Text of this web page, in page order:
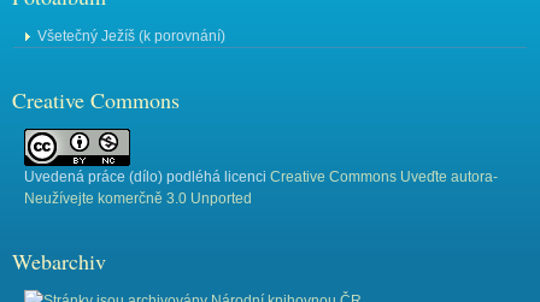
Všetečný Ježíš (k porovnání)
Creative Commons
Uvedená práce (dílo) podléhá licenci Creative Commons Uveďte autora-
Neužívejte komerčně 3.0 Unported
Webarchiv